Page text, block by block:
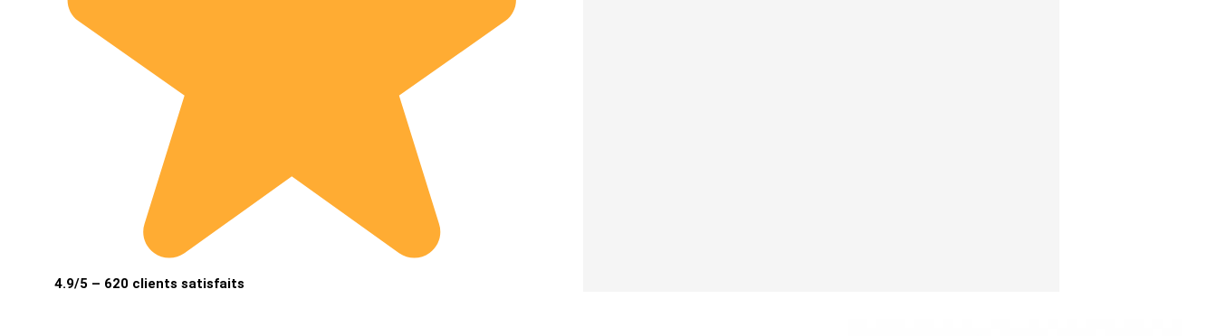
4.9/5 – 620 clients satisfaits